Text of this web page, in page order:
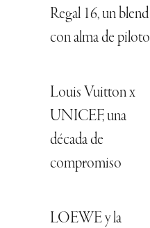
Regal 16, un blend
con alma de piloto
Louis Vuitton x
UNICEF, una
década de
compromiso
LOEWE y la